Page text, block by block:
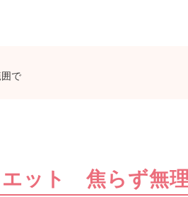
で
エット 焦らず無